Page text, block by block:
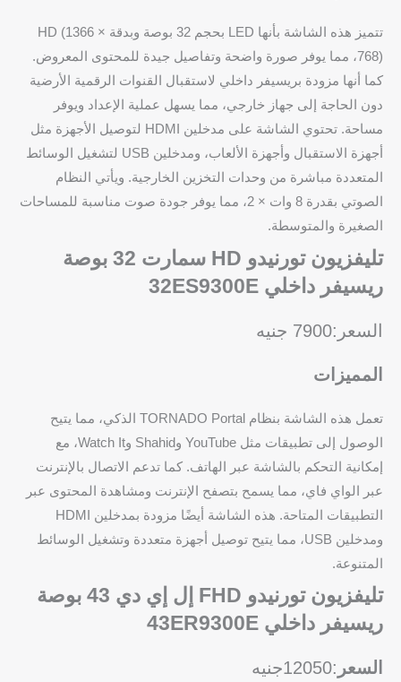
تتميز هذه الشاشة بأنها LED بحجم 32 بوصة وبدقة HD (1366 ×
768)، مما يوفر صورة واضحة وتفاصيل جيدة للمحتوى المعروض.
كما أنها مزودة بريسيفر داخلي لاستقبال القنوات الرقمية الأرضية
دون الحاجة إلى جهاز خارجي، مما يسهل عملية الإعداد ويوفر
مساحة. تحتوي الشاشة على مدخلين HDMI لتوصيل الأجهزة مثل
أجهزة الاستقبال وأجهزة الألعاب، ومدخلين USB لتشغيل الوسائط
المتعددة مباشرة من وحدات التخزين الخارجية. ويأتي النظام
الصوتي بقدرة 8 وات × 2، مما يوفر جودة صوت مناسبة للمساحات
الصغيرة والمتوسطة.
تليفزيون تورنيدو HD سمارت 32 بوصة
ريسيفر داخلي 32ES9300E
السعر:7900 جنيه
المميزات
تعمل هذه الشاشة بنظام TORNADO Portal الذكي، مما يتيح
الوصول إلى تطبيقات مثل YouTube وShahid وWatch It، مع
إمكانية التحكم بالشاشة عبر الهاتف. كما تدعم الاتصال بالإنترنت
عبر الواي فاي، مما يسمح بتصفح الإنترنت ومشاهدة المحتوى عبر
التطبيقات المتاحة. هذه الشاشة أيضًا مزودة بمدخلين HDMI
ومدخلين USB، مما يتيح توصيل أجهزة متعددة وتشغيل الوسائط
المتنوعة.
تليفزيون تورنيدو FHD إل إي دي 43 بوصة
ريسيفر داخلي 43ER9300E
السعر :12050جنيه